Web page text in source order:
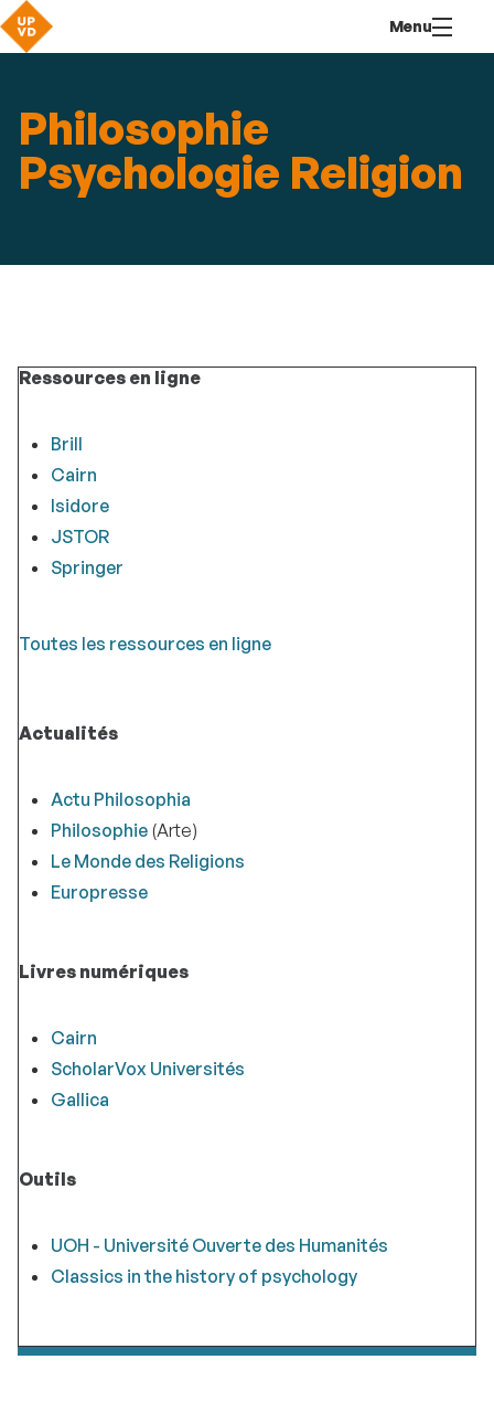
contenu
Menu
Philosophie
Psychologie Religion
Ressources en ligne
Brill
Cairn
Isidore
JSTOR
Springer
Toutes les ressources en ligne
Actualités
Actu Philosophia
Philosophie(Arte)
Le Monde des Religions
Europresse
Livres numériques
Cairn
ScholarVox Universités
Gallica
Outils
UOH - Université Ouverte des Humanités
Classics in the history of psychology